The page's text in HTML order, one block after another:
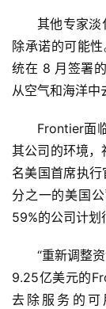
其他专家
除承诺的可能
统在 8 月签署
从空气和海洋中
Frontier面
其公司的环境
名美国首席执
分之一的美国
59%的公司计划
“重新调整
9.25亿美元的
去除服务的